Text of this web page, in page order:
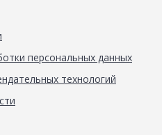
персональных данных
технологий